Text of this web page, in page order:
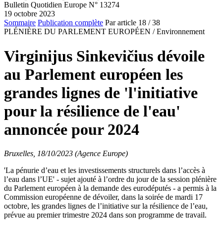
Bulletin Quotidien Europe N° 13274
19 octobre 2023
Sommaire Publication complète Par article 18 / 38
PLÉNIÈRE DU PARLEMENT EUROPÉEN / Environnement
Virginijus Sinkevičius dévoile
au Parlement européen les
grandes lignes de 'l'initiative
pour la résilience de l'eau'
annoncée pour 2024
Bruxelles, 18/10/2023 (Agence Europe)
'La pénurie d’eau et les investissements structurels dans l’accès à
l’eau dans l’UE' - sujet ajouté à l’ordre du jour de la session plénière
du Parlement européen à la demande des eurodéputés - a permis à la
Commission européenne de dévoiler, dans la soirée de mardi 17
octobre, les grandes lignes de l’initiative sur la résilience de l’eau,
prévue au premier trimestre 2024 dans son programme de travail.